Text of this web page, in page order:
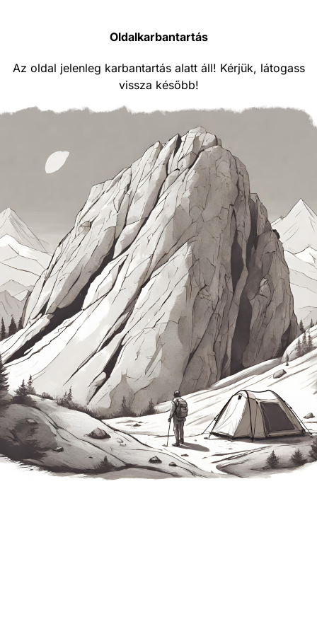
Oldalkarbantartás
Az oldal jelenleg karbantartás alatt áll! Kérjük, látogass
vissza később!